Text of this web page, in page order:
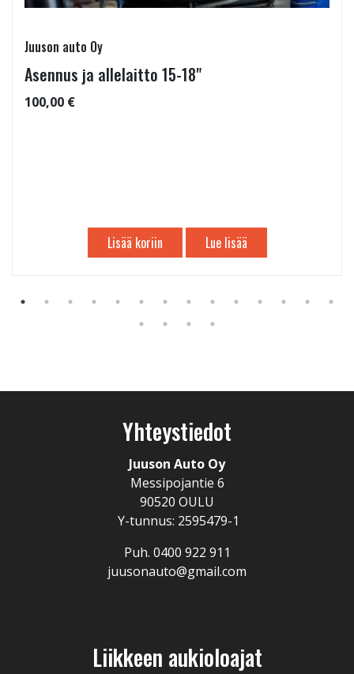
Juuson auto Oy
Asennus ja allelaitto 15-18"
100,00 €
Lisää koriin Lue lisää
Yhteystiedot
Juuson Auto Oy
Messipojantie 6
90520 OULU
Y-tunnus: 2595479-1
Puh. 0400 922 911
juusonauto@gmail.com
Liikkeen aukioloajat